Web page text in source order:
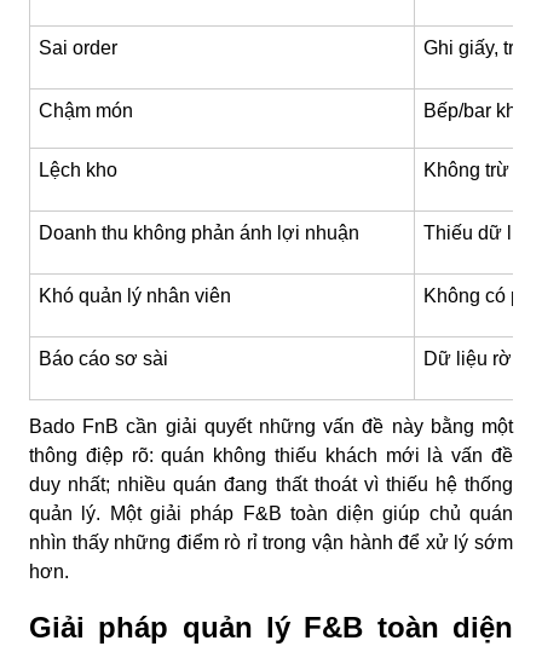
Sai order Ghi giấy,
Chậm món Bếp/bar
Lệch kho Không trừ
Doanh thu không phản ánh lợi nhuận Thiếu dữ liệu
Khó quản lý nhân viên Không có
Báo cáo sơ sài Dữ liệu rời
Bado FnB cần giải quyết những vấn đề này bằng một
thông điệp rõ: quán không thiếu khách mới là vấn đề
duy nhất; nhiều quán đang thất thoát vì thiếu hệ thống
quản lý. Một giải pháp F&B toàn diện giúp chủ quán
nhìn thấy những điểm rò rỉ trong vận hành để xử lý sớm
hơn.
Giải pháp quản lý F&B toàn diện